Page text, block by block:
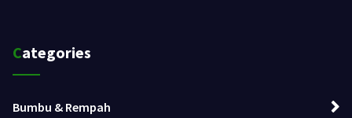
Categories
Bumbu & Rempah